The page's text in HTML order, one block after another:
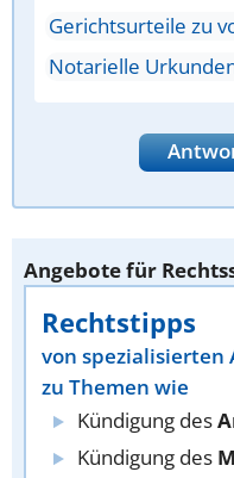
Gerichtsurteile zu
Notarielle
Angebote für
Rechtstipps
von spezialisierten
zu Themen wie
Kündigung des
Kündigung des